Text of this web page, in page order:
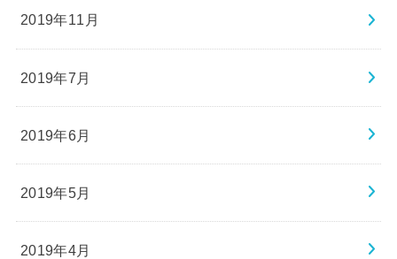
2019年11月
2019年7月
2019年6月
2019年5月
2019年4月